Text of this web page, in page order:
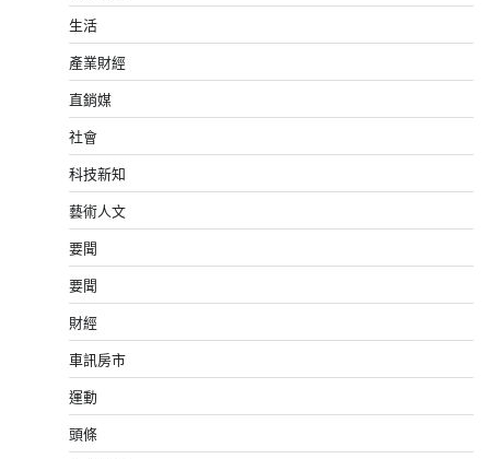
生活
產業財經
直銷媒
社會
科技新知
藝術人文
要聞
要聞
財經
車訊房市
運動
頭條